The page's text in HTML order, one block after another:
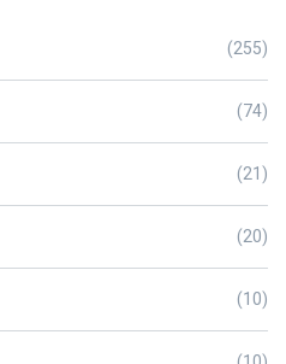
(255)
(74)
(21)
(20)
(10)